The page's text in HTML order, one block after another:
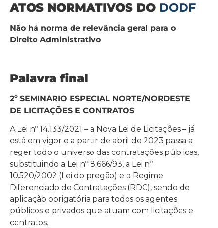
ATOS NORMATIVOS DO DODF
Não há norma de relevância geral para o
Direito Administrativo
Palavra final
2º SEMINÁRIO ESPECIAL NORTE/NORDESTE
DE LICITAÇÕES E CONTRATOS
A Lei nº 14.133/2021 – a Nova Lei de Licitações – já
está em vigor e a partir de abril de 2023 passa a
reger todo o universo das contratações públicas,
substituindo a Lei nº 8.666/93, a Lei nº
10.520/2002 (Lei do pregão) e o Regime
Diferenciado de Contratações (RDC), sendo de
aplicação obrigatória para todos os agentes
públicos e privados que atuam com licitações e
contratos.